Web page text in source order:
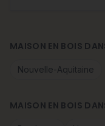
MAISON EN BOIS
Nouvelle-Aquitaine
MAISON EN BOIS